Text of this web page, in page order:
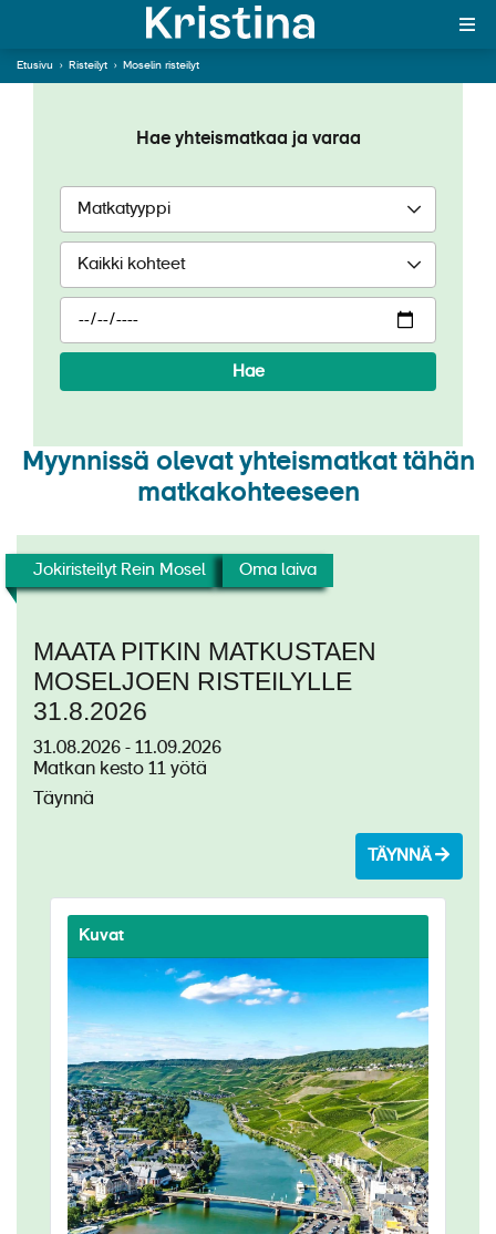
Äkkilähdöt
Suosikit
OTA YHTEYTTÄ
Kohteet
Matkakalenteri
Hyvä tietää
Etusivu › Risteilyt › Moselin risteilyt
Moselin risteilyt
Hae yhteismatkaa ja varaa
Hae
Myynnissä olevat yhteismatkat tähän
matkakohteeseen
Jokiristeilyt Rein Mosel Oma laiva
MAATA PITKIN MATKUSTAEN
MOSELJOEN RISTEILYLLE
31.8.2026
31.08.2026 - 11.09.2026
Matkan kesto 11 yötä
Täynnä
TÄYNNÄ
Kuvat